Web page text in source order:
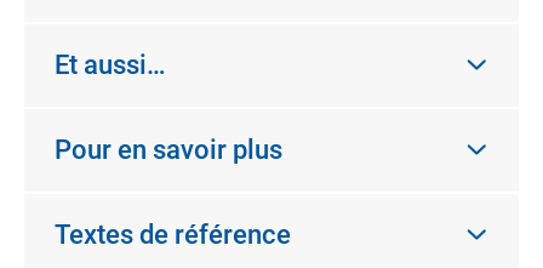
Et aussi…
Pour en savoir plus
Textes de référence